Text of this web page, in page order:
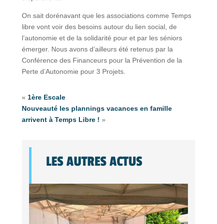
On sait dorénavant que les associations comme Temps
libre vont voir des besoins autour du lien social, de
l’autonomie et de la solidarité pour et par les séniors
émerger. Nous avons d’ailleurs été retenus par la
Conférence des Financeurs pour la Prévention de la
Perte d’Autonomie pour 3 Projets.
« 1ère Escale
Nouveauté les plannings vacances en famille
arrivent à Temps Libre ! »
LES AUTRES ACTUS